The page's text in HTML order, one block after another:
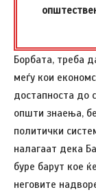
Борбата, треба
меѓу кои
достапноста до
општи знаења,
политички
налагаат дека
буре барут кое
неговите